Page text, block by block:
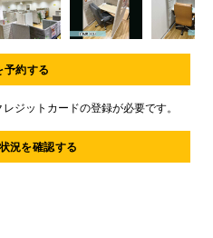
予約する
ジットカードの登録が必要です。
況を確認する